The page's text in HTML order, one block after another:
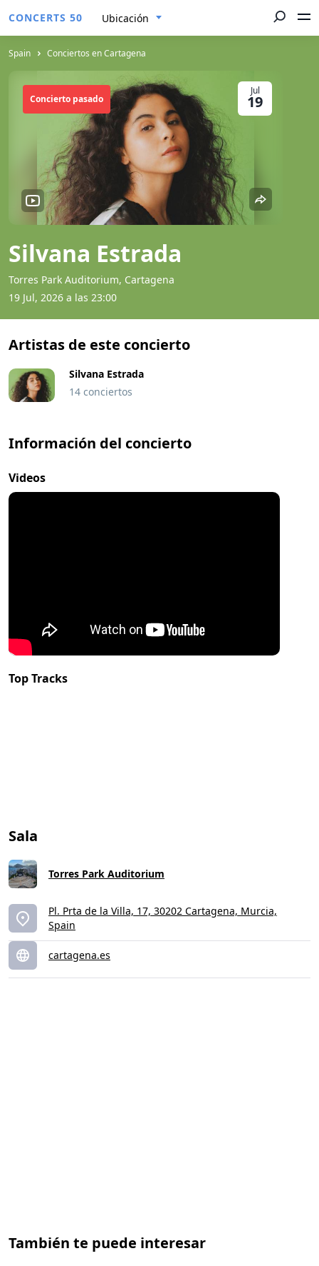
CONCERTS 50 Ubicación
Spain Conciertos en Cartagena
Silvana Estrada
19 Jul, 2026 a las 23:00
Torres Park Auditorium, Cartagena
Jul
19
Concierto pasado
Artistas de este concierto
Silvana Estrada
14 conciertos
Información del concierto
Videos
Top Tracks
Sala
Torres Park Auditorium
Pl. Prta de la Villa, 17, 30202 Cartagena, Murcia,
Spain
cartagena.es
También te puede interesar